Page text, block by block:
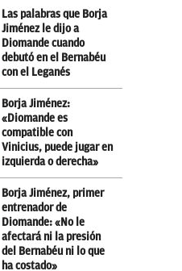
Las palabras que Borja
Jiménez le dijo a
Diomande cuando
debutó en el Bernabéu
con el Leganés
Borja Jiménez:
«Diomande es
compatible con
Vinicius, puede jugar en
izquierda o derecha»
Borja Jiménez, primer
entrenador de
Diomande: «No le
afectará ni la presión
del Bernabéu ni lo que
ha costado»